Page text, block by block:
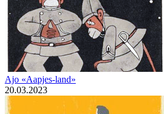
Ajo «Aapjes-land»
20.03.2023